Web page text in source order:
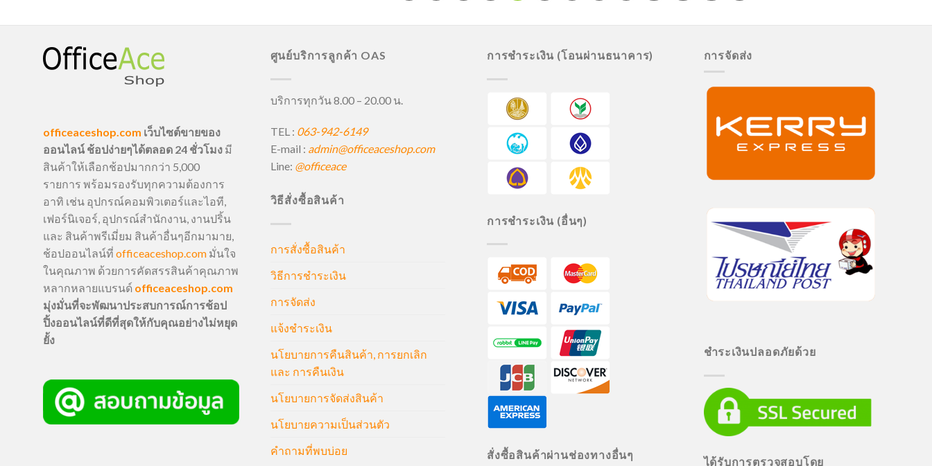
officeaceshop.com เว็บไซต์ขายของ
ออนไลน์ ช้อปง่ายๆได้ตลอด 24 ชั่วโมง มี
สินค้าให้เลือกช้อปมากกว่า 5,000
รายการ พร้อมรองรับทุกความต้องการ
อาทิ เช่น อุปกรณ์คอมพิวเตอร์และไอที,
เฟอร์นิเจอร์, อุปกรณ์สำนักงาน, งานปริ้น
และ สินค้าพรีเมี่ยม สินค้าอื่นๆอีกมามาย,
ช้อปออนไลน์ที่ officeaceshop.com มั่นใจ
ในคุณภาพ ด้วยการคัดสรรสินค้าคุณภาพ
หลากหลายแบรนด์ officeaceshop.com
มุ่งมั่นที่จะพัฒนาประสบการณ์การช้อป
ปิ้งออนไลน์ที่ดีที่สุดให้กับคุณอย่างไม่หยุด
ยั้ง
ศูนย์บริการลูกค้า OAS
บริการทุกวัน 8.00 – 20.00 น.
TEL : 063-942-6149
E-mail : admin@officeaceshop.com
Line: @officeace
วิธีสั่งซื้อสินค้า
การสั่งซื้อสินค้า
วิธีการชำระเงิน
การจัดส่ง
แจ้งชำระเงิน
นโยบายการคืนสินค้า, การยกเลิก
และ การคืนเงิน
นโยบายการจัดส่งสินค้า
นโยบายความเป็นส่วนตัว
คำถามที่พบบ่อย
การชำระเงิน (โอนผ่านธนาคาร)
การชำระเงิน (อื่นๆ)
สั่งซื้อสินค้าผ่านช่องทางอื่นๆ
การจัดส่ง
ชำระเงินปลอดภัยด้วย
ได้รับการตรวจสอบโดย